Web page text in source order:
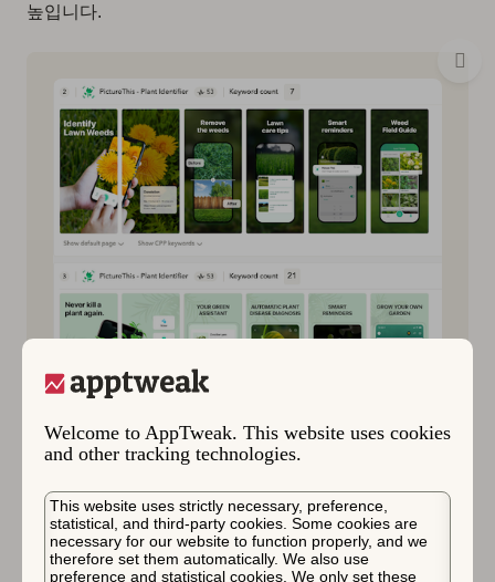
Welcome to AppTweak. This website uses cookies
and other tracking technologies.
This website uses strictly necessary, preference,
statistical, and third-party cookies. Some cookies are
necessary for our website to function properly, and we
therefore set them automatically. We also use
preference and statistical cookies. We only set these
높입니다.
식물 식별 앱 PictureThis는 사용자의 다양한 요구
다른 CPP를 활용했습니다.